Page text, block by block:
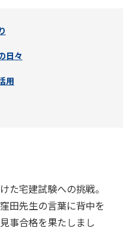
日々
用
た宅建試験への挑戦。
田先生の言葉に背中を
事合格を果たしまし